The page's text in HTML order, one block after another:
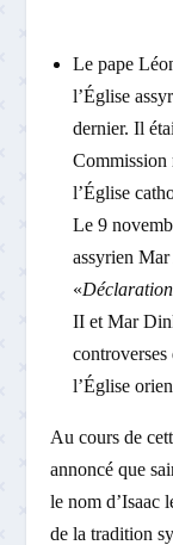
Le pape
l’Église
dernier. Il
Commission
l’Église
Le 9
assyrien Mar
«
II et Mar
l’Église
Au cours de
annoncé que
le nom d’Isaac
de la tradition